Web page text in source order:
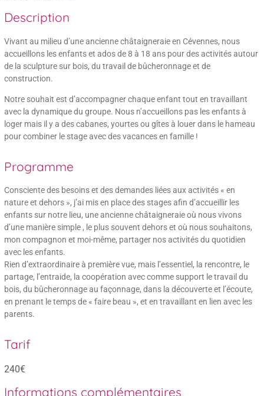
Description
Vivant au milieu d’une ancienne châtaigneraie en Cévennes, nous
accueillons les enfants et ados de 8 à 18 ans pour des activités autour
de la sculpture sur bois, du travail de bûcheronnage et de
construction.
Notre souhait est d’accompagner chaque enfant tout en travaillant
avec la dynamique du groupe. Nous n’accueillons pas les enfants à
loger mais il y a des cabanes, yourtes ou gîtes à louer dans le hameau
pour combiner le stage avec des vacances en famille !
Programme
Consciente des besoins et des demandes liées aux activités « en
nature et dehors », j’ai mis en place des stages afin d’accueillir les
enfants sur notre lieu, une ancienne châtaigneraie où nous vivons
d’une manière simple , le plus souvent dehors et où nous souhaitons,
mon compagnon et moi-même, partager nos activités du quotidien
avec les enfants.
Rien d’extraordinaire à première vue, mais l’essentiel, la rencontre, le
partage, l’entraide, la coopération avec comme support le travail du
bois, du bûcheronnage au façonnage, dans la découverte et l’écoute,
en prenant le temps de « faire beau », et en travaillant en lien avec les
parents.
Tarif
240€
Informations complémentaires